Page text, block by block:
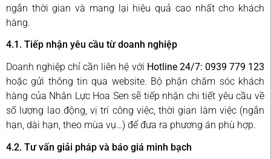
ngắn thời gian và mang lại hiệu quả cao nhất cho khách
hàng.
4.1. Tiếp nhận yêu cầu từ doanh nghiệp
Doanh nghiệp chỉ cần liên hệ với Hotline 24/7: 0939 779 123
hoặc gửi thông tin qua website. Bộ phận chăm sóc khách
hàng của Nhân Lực Hoa Sen sẽ tiếp nhận chi tiết yêu cầu về
số lượng lao động, vị trí công việc, thời gian làm việc (ngắn
hạn, dài hạn, theo mùa vụ…) để đưa ra phương án phù hợp.
4.2. Tư vấn giải pháp và báo giá minh bạch